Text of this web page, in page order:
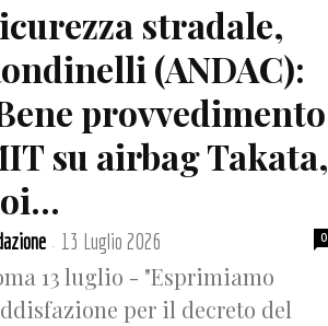
stradale,
(ANDAC):
provvedimento
su airbag Takata,
- 13 Luglio 2026 0
13 luglio - "Esprimiamo
per il decreto del